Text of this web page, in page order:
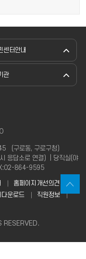
센터안내
관
（구로동, 구로구청）
답소로 연결）| 당직실(야
864-9595
홈페이지개선의견
다운로드
직원정보